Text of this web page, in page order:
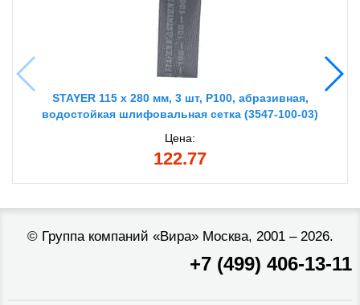
STAYER 115 х 280 мм, 3 шт, P100, абразивная,
водостойкая шлифовальная сетка (3547-100-03)
Цена:
122.77
© Группа компаний «Вира»Москва, 2001 – 2026.
+7 (499) 406-13-11